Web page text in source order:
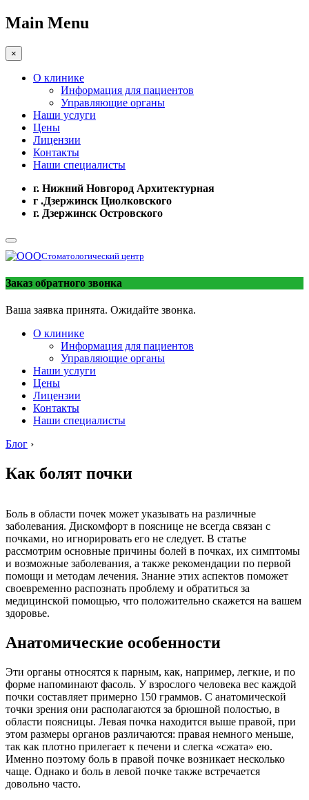
Main Menu
×
О клинике
Информация для пациентов
Управляющие органы
Наши услуги
Цены
Лицензии
Контакты
Наши специалисты
г. Нижний Новгород Архитектурная
г .Дзержинск Циолковского
г. Дзержинск Островского
Стоматологический центр
Заказ обратного звонка
Ваша заявка принята. Ожидайте звонка.
О клинике
Информация для пациентов
Управляющие органы
Наши услуги
Цены
Лицензии
Контакты
Наши специалисты
Блог ›
Как болят почки
Боль в области почек может указывать на различные
заболевания. Дискомфорт в пояснице не всегда связан с
почками, но игнорировать его не следует. В статье
рассмотрим основные причины болей в почках, их симптомы
и возможные заболевания, а также рекомендации по первой
помощи и методам лечения. Знание этих аспектов поможет
своевременно распознать проблему и обратиться за
медицинской помощью, что положительно скажется на вашем
здоровье.
Анатомические особенности
Эти органы относятся к парным, как, например, легкие, и по
форме напоминают фасоль. У взрослого человека вес каждой
почки составляет примерно 150 граммов. С анатомической
точки зрения они располагаются за брюшной полостью, в
области поясницы. Левая почка находится выше правой, при
этом размеры органов различаются: правая немного меньше,
так как плотно прилегает к печени и слегка «сжата» ею.
Именно поэтому боль в правой почке возникает несколько
чаще. Однако и боль в левой почке также встречается
довольно часто.